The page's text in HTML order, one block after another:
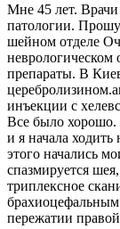
Мне 45 лет. Врачи
патологии.
шейном отделе
неврологическом
препараты. В
инъекции с
Все было хорошо.
и я начала
этого начались
спазмируется
триплексное
пережатии